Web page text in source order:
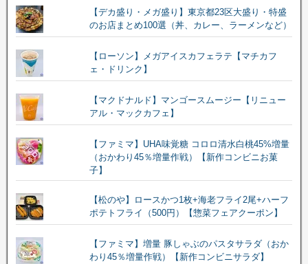
【デカ盛り・メガ盛り】東京都23区大盛り・特盛
のお店まとめ100選（丼、カレー、ラーメンなど）
【ローソン】メガアイスカフェラテ【マチカフ
ェ・ドリンク】
【マクドナルド】マンゴースムージー【リニュー
アル・マックカフェ】
【ファミマ】UHA味覚糖 コロロ清水白桃45%増量
（おかわり45％増量作戦）【新作コンビニお菓
子】
【松のや】ロースかつ1枚+海老フライ2尾+ハーフ
ポテトフライ（500円）【惣菜フェアクーポン】
【ファミマ】増量 豚しゃぶのパスタサラダ（おか
わり45％増量作戦）【新作コンビニサラダ】